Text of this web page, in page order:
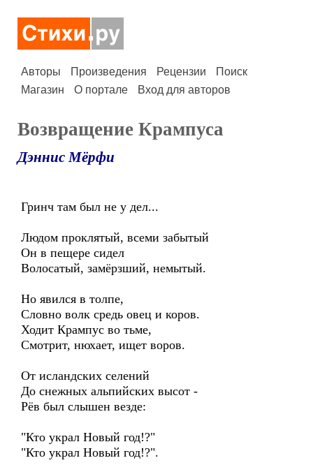
Авторы Произведения Рецензии
Поиск
Магазин
О портале Вход для авторов
Возвращение Крампуса
Дэннис Мёрфи
Гринч там был не у дел...
Людом проклятый, всеми забытый
Он в пещере сидел
Волосатый, замёрзший, немытый.
Но явился в толпе,
Словно волк средь овец и коров.
Ходит Крампус во тьме,
Смотрит, нюхает, ищет воров.
От исландских селений
До снежных альпийских высот -
Рёв был слышен везде:
"Кто украл Новый год!?"
"Кто украл Новый год!?".